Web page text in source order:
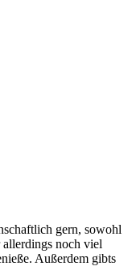
gern, sowohl
noch viel
Außerdem gibts